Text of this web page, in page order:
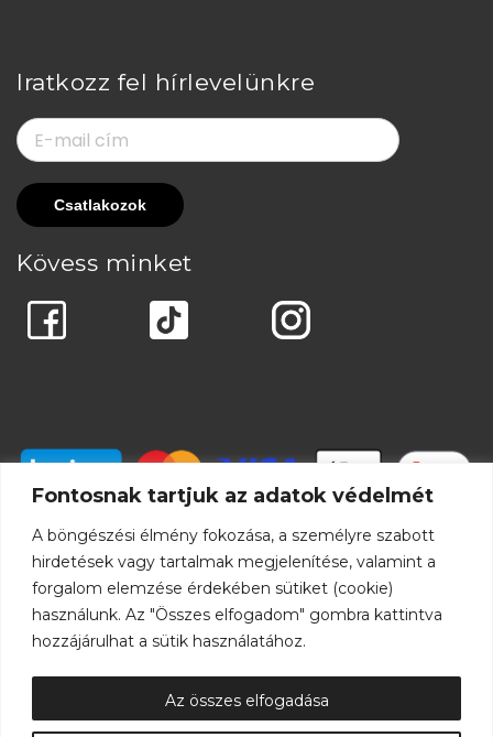
Fontosnak tartjuk az adatok védelmét
A böngészési élmény fokozása, a személyre szabott
hirdetések vagy tartalmak megjelenítése, valamint a
forgalom elemzése érdekében sütiket (cookie)
használunk. Az "Összes elfogadom" gombra kattintva
hozzájárulhat a sütik használatához.
Az összes elfogadása
Iratkozz fel hírlevelünkre
Kövess minket